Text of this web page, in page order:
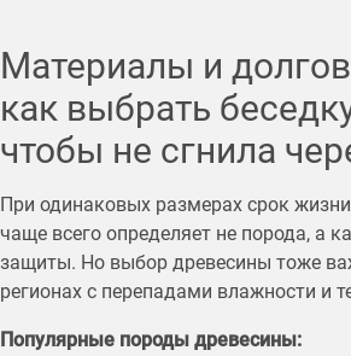
Материалы и
как выбрать
чтобы не сгнила
При одинаковых размерах срок
чаще всего определяет не порода, а
защиты. Но выбор древесины тоже
регионах с перепадами влажности и
Популярные породы древесины: